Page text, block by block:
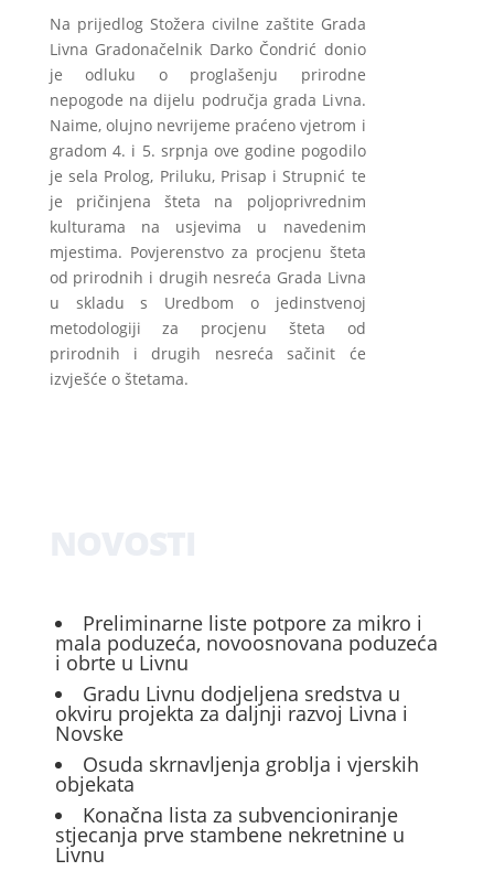
Na prijedlog Stožera civilne zaštite Grada
Livna Gradonačelnik Darko Čondrić donio
je odluku o proglašenju prirodne
nepogode na dijelu područja grada Livna.
Naime, olujno nevrijeme praćeno vjetrom i
gradom 4. i 5. srpnja ove godine pogodilo
je sela Prolog, Priluku, Prisap i Strupnić te
je pričinjena šteta na poljoprivrednim
kulturama na usjevima u navedenim
mjestima. Povjerenstvo za procjenu šteta
od prirodnih i drugih nesreća Grada Livna
u skladu s Uredbom o jedinstvenoj
metodologiji za procjenu šteta od
prirodnih i drugih nesreća sačinit će
izvješće o štetama.
Preliminarne liste potpore za mikro i
mala poduzeća, novoosnovana poduzeća
i obrte u Livnu
Gradu Livnu dodjeljena sredstva u
okviru projekta za daljnji razvoj Livna i
Novske
Osuda skrnavljenja groblja i vjerskih
objekata
Konačna lista za subvencioniranje
stjecanja prve stambene nekretnine u
Livnu